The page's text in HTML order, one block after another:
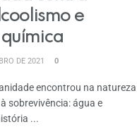
e
DE 2021 0
encontrou na natureza
sobrevivência: água e
...